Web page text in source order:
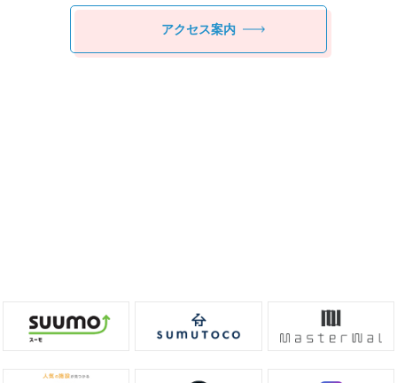
アクセス案内